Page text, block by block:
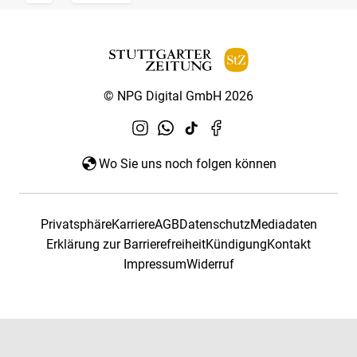
© NPG Digital GmbH 2026
Wo Sie uns noch folgen können
PrivatsphäreKarriereAGBDatenschutzMediadaten
Erklärung zur BarrierefreiheitKündigungKontakt
ImpressumWiderruf